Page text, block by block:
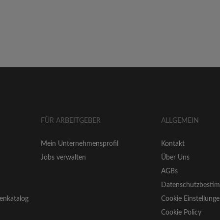
FÜR ARBEITGEBER
Mein Unternehmensprofil
Jobs verwalten
ALLGEMEIN
Kontakt
Über Uns
AGBs
Cookie
Cookie Policy